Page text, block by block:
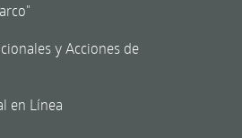
y Acciones de
en Línea